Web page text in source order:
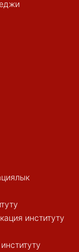
институту